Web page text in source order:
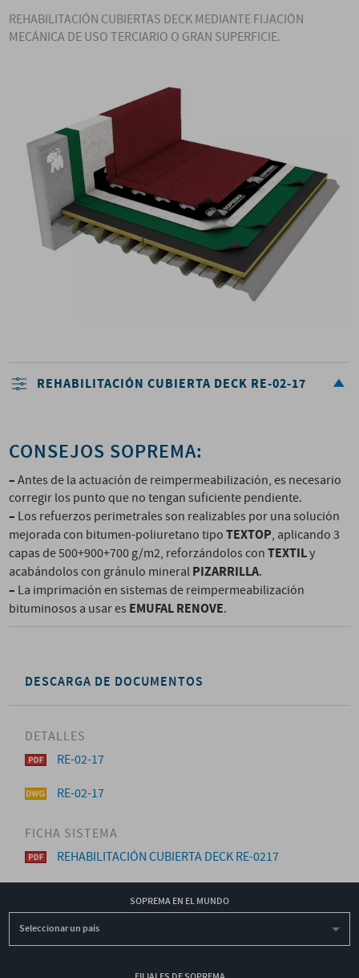
REHABILITACIÓN CUBIERTAS DECK MEDIANTE FIJACIÓN
MECÁNICA DE USO TERCIARIO O GRAN SUPERFICIE.
REHABILITACIÓN CUBIERTA DECK RE-02-17
CONSEJOS SOPREMA:
–Antes de la actuación de reimpermeabilización, es necesario
corregir los punto que no tengan suficiente pendiente.
– Los refuerzos perimetrales son realizables por una solución
mejorada con bitumen-poliuretano tipoTEXTOP, aplicando 3
capas de 500+900+700 g/m2, reforzándolos conTEXTILy
acabándolos con gránulo mineralPIZARRILLA.
– La imprimación en sistemas de reimpermeabilización
bituminosos a usar es EMUFAL RENOVE.
DESCARGA DE DOCUMENTOS
DETALLES
RE-02-17
RE-02-17
FICHA SISTEMA
REHABILITACIÓN CUBIERTA DECK RE-0217
SOPREMA EN EL MUNDO
Seleccionar un país